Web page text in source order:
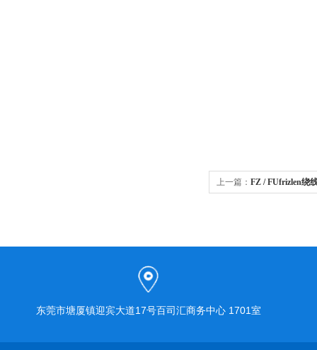
上一篇： FZ / FUfrizlen绕
东莞市塘厦镇迎宾大道17号百司汇商务中心 1701室